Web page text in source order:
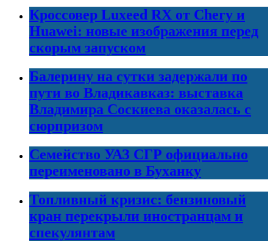
Кроссовер Luxeed RX от Chery и
Huawei: новые изображения перед
скорым запуском
Балерину на сутки задержали по
пути во Владикавказ: выставка
Владимира Соскиева оказалась с
сюрпризом
Семейство УАЗ СГР официально
переименовано в Буханку
Топливный кризис: бензиновый
кран перекрыли иностранцам и
спекулянтам